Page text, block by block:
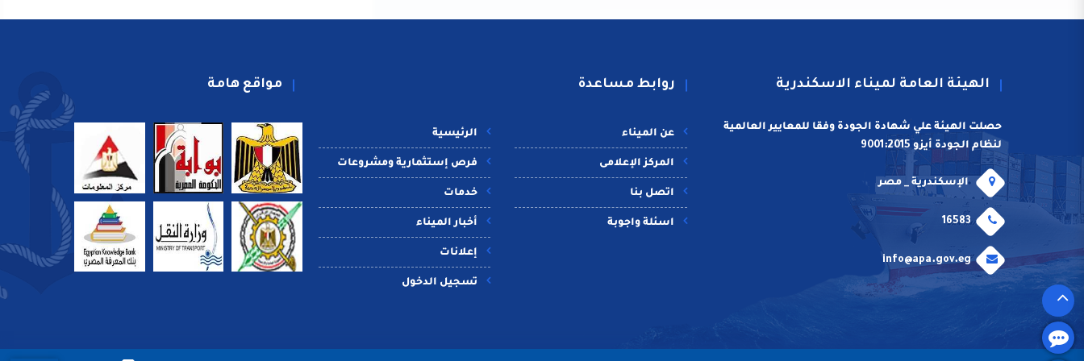
الهيئة العامة لميناء الاسكندرية
حصلت الهيئة علي شهادة الجودة وفقا للمعايير العالمية
لنظام الجودة أيزو 9001:2015
الإسكندرية _ مصر
16583
info@apa.gov.eg
روابط مساعدة
الرئيسية
فرص إستثمارية ومشروعات
خدمات
أخبار الميناء
إعلانات
تسجيل الدخول
عن الميناء
المركز الإعلامى
اتصل بنا
اسئلة واجوبة
مواقع هامة